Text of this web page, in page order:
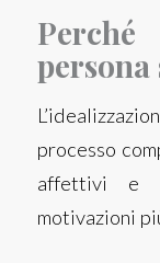
persona
processo
affettivi e
motivazioni